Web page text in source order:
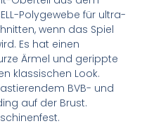
Polygewebe für ultra-
wenn das Spiel
Es hat einen
Ärmel und gerippte
klassischen Look.
BVB- und
auf der Brust.